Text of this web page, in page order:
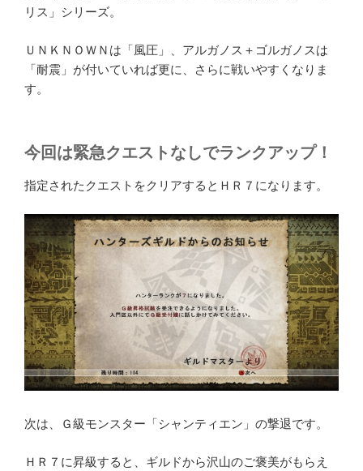
リス」シリーズ。
ＵＮＫＮＯＷＮは「風圧」、アルガノス＋ゴルガノスは
「耐震」が付いていれば更に、さらに戦いやすくなりま
す。
今回は緊急クエストなしでランクアップ！
指定されたクエストをクリアするとＨＲ７になります。
次は、Ｇ級モンスター「シャンティエン」の撃退です。
ＨＲ７に昇級すると、ギルドから沢山のご褒美がもらえ